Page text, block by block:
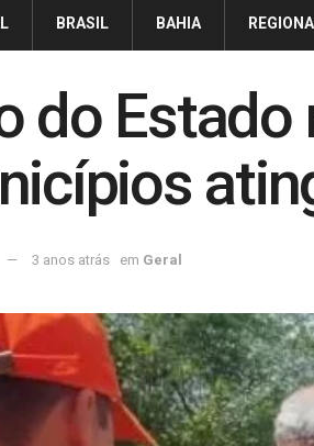
BRASIL BAHIA
do
3 anos atrás em Geral